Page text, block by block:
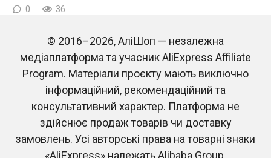
0 36
ЄС змінює правила для
дешевих посилок з
Китаю: з 1 липня 2026
Світом шириться тренд на
модульні будинки з
AliExpress за $5000
© 2016–2026, АліШоп — незалежна
медіаплатформа та учасник AliExpress Affiliate
Program. Матеріали проєкту мають виключно
інформаційний, рекомендаційний та
консультативний характер. Платформа не
здійснює продаж товарів чи доставку
замовлень. Усі авторські права на товарні знаки
«AliExpress» належать Alibaba Group.